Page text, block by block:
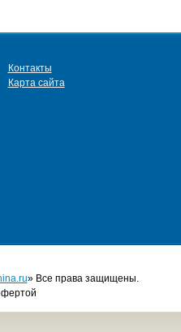
Контакты
Карта сайта
» Все права защищены.